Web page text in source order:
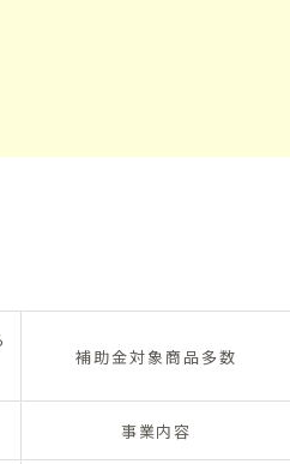
補助金対象商品多数
事業内容